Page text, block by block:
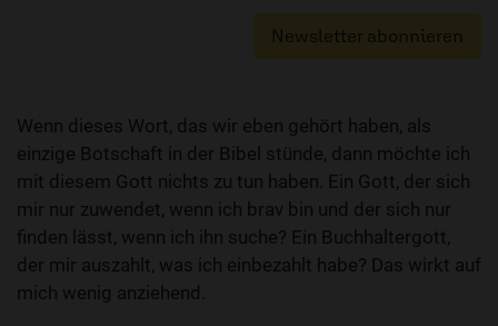
Newsletter abonnieren
Wenn dieses Wort, das wir eben gehört haben, als
einzige Botschaft in der Bibel stünde, dann möchte ich
mit diesem Gott nichts zu tun haben. Ein Gott, der sich
mir nur zuwendet, wenn ich brav bin und der sich nur
finden lässt, wenn ich ihn suche? Ein Buchhaltergott,
der mir auszahlt, was ich einbezahlt habe? Das wirkt auf
mich wenig anziehend.